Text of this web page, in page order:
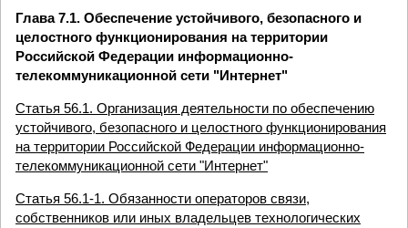
Глава 7.1. Обеспечение устойчивого, безопасного и
целостного функционирования на территории
Российской Федерации информационно-
телекоммуникационной сети "Интернет"
Статья 56.1. Организация деятельности по обеспечению
устойчивого, безопасного и целостного функционирования
на территории Российской Федерации информационно-
телекоммуникационной сети "Интернет"
Статья 56.1-1. Обязанности операторов связи,
собственников или иных владельцев технологических